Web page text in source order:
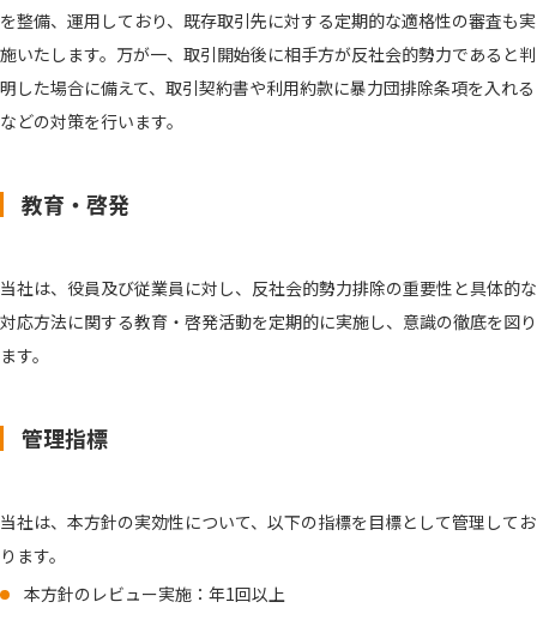
を整備、運用しており、既存取引先に対する定期的な適格性の審査も実
施いたします。万が一、取引開始後に相手方が反社会的勢力であると判
明した場合に備えて、取引契約書や利用約款に暴力団排除条項を入れる
などの対策を行います。
教育・啓発
当社は、役員及び従業員に対し、反社会的勢力排除の重要性と具体的な
対応方法に関する教育・啓発活動を定期的に実施し、意識の徹底を図り
ます。
管理指標
当社は、本方針の実効性について、以下の指標を目標として管理してお
ります。
本方針のレビュー実施：年1回以上